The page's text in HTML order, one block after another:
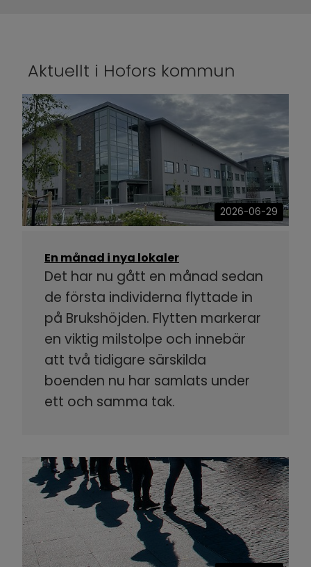
Aktuellt i Hofors kommun
2026-06-29
En månad i nya lokaler
Det har nu gått en månad sedan
de första individerna flyttade in
på Brukshöjden. Flytten markerar
en viktig milstolpe och innebär
att två tidigare särskilda
boenden nu har samlats under
ett och samma tak.